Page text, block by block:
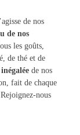
de nos
de nos
les goûts,
de thé et de
de nos
fait de chaque
nous